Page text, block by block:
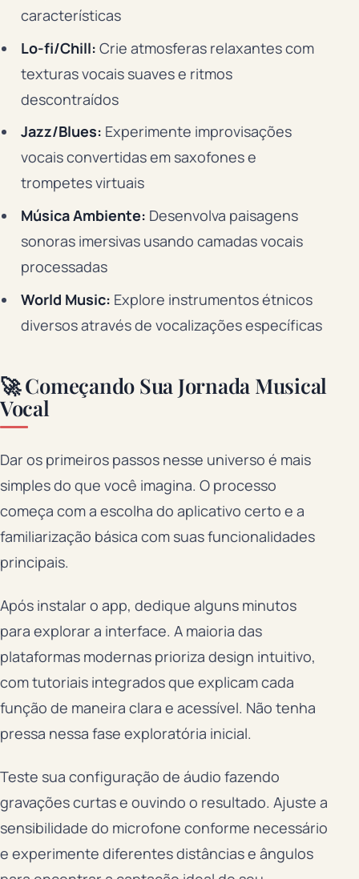
características
Lo-fi/Chill: Crie atmosferas relaxantes com
texturas vocais suaves e ritmos
descontraídos
Jazz/Blues: Experimente improvisações
vocais convertidas em saxofones e
trompetes virtuais
Música Ambiente: Desenvolva paisagens
sonoras imersivas usando camadas vocais
processadas
World Music: Explore instrumentos étnicos
diversos através de vocalizações específicas
🚀 Começando Sua Jornada Musical
Vocal
Dar os primeiros passos nesse universo é mais
simples do que você imagina. O processo
começa com a escolha do aplicativo certo e a
familiarização básica com suas funcionalidades
principais.
Após instalar o app, dedique alguns minutos
para explorar a interface. A maioria das
plataformas modernas prioriza design intuitivo,
com tutoriais integrados que explicam cada
função de maneira clara e acessível. Não tenha
pressa nessa fase exploratória inicial.
Teste sua configuração de áudio fazendo
gravações curtas e ouvindo o resultado. Ajuste a
sensibilidade do microfone conforme necessário
e experimente diferentes distâncias e ângulos